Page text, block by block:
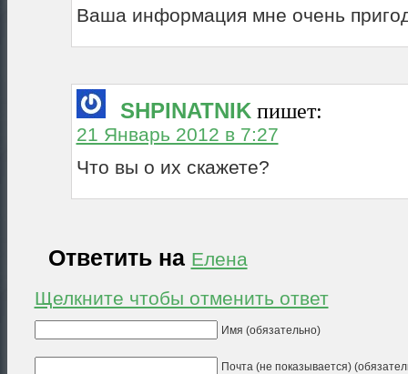
Ваша информация мне очень
SHPINATNIK пишет:
21 Январь 2012 в 7:27
Что вы о их скажете?
Ответить на Елена
Щелкните чтобы отменить ответ
Имя (обязательно)
Почта (не показывается)